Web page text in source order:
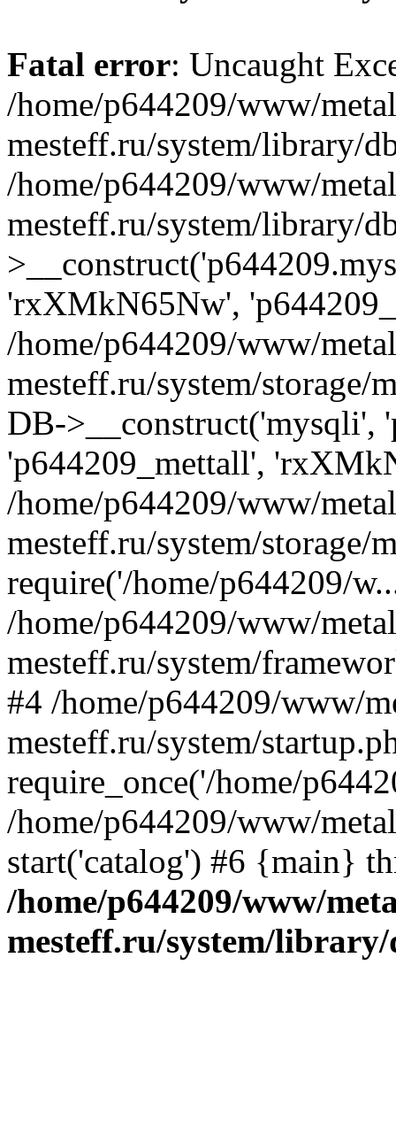
Fatal error: Uncaught
/home/p644209/www/
mesteff.ru/system/library/
/home/p644209/www/
mesteff.ru/system/library/
'rxXMkN65Nw',
/home/p644209/www/
mesteff.ru/system/
DB->__construct('mysqli',
'p644209_mettall',
/home/p644209/www/
mesteff.ru/system/
require('/home/p644209/
/home/p644209/www/
mesteff.ru/system/
#4 /home/p644209/www/
mesteff.ru/system/
require_once('/home/
/home/p644209/www/
start('catalog') #6 {main}
/home/p644209/www/
mesteff.ru/system/